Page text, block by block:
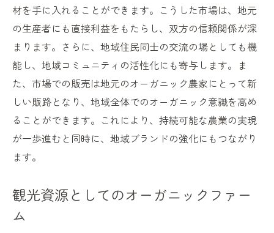
材を手に入れることができます。こうした市場は、地元
の生産者にも直接利益をもたらし、双方の信頼関係が深
まります。さらに、地域住民同士の交流の場としても機
能し、地域コミュニティの活性化にも寄与します。ま
た、市場での販売は地元のオーガニック農家にとって新
しい販路となり、地域全体でのオーガニック意識を高め
ることができます。これにより、持続可能な農業の実現
が一歩進むと同時に、地域ブランドの強化にもつながり
ます。
観光資源としてのオーガニックファー
ム